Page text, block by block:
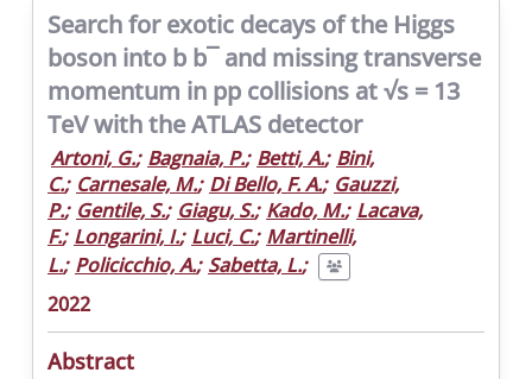
Search for exotic decays of the Higgs
boson into b b¯ and missing transverse
momentum in pp collisions at √s = 13
TeV with the ATLAS detector
Artoni, G.; Bagnaia, P.; Betti, A.; Bini,
C.; Carnesale, M.; Di Bello, F. A.; Gauzzi,
P.; Gentile, S.; Giagu, S.; Kado, M.; Lacava,
F.; Longarini, I.; Luci, C.; Martinelli,
L.; Policicchio, A.; Sabetta, L.;
2022
Abstract